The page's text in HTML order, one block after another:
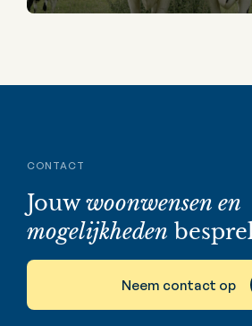
CONTACT
Jouwwoonwensen en
mogelijkheden
Neem contact op